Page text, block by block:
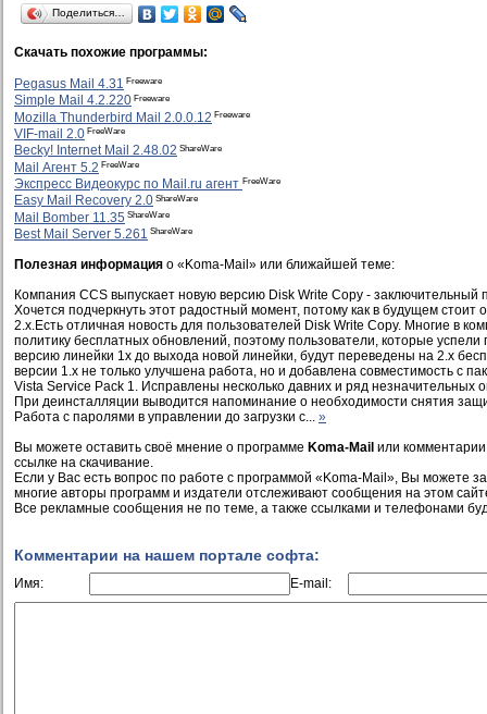
Поделиться…
Скачать похожие программы:
Pegasus Mail 4.31 Freeware
Simple Mail 4.2.220 Freeware
Mozilla Thunderbird Mail 2.0.0.12 Freeware
VIF-mail 2.0 FreeWare
Becky! Internet Mail 2.48.02 ShareWare
Mail Агент 5.2 FreeWare
Экспресс Видеокурс по Mail.ru агент FreeWare
Easy Mail Recovery 2.0 ShareWare
Mail Bomber 11.35 ShareWare
Best Mail Server 5.261 ShareWare
Полезная информация о «Koma-Mail» или ближайшей теме:
Компания CCS выпускает новую версию Disk Write Copy - заключительный
Хочется подчеркнуть этот радостный момент, потому как в будущем стоит
2.х.Есть отличная новость для пользователей Disk Write Copy. Многие в
политику бесплатных обновлений, поэтому пользователи, которые
версию линейки 1х до выхода новой линейки, будут переведены на 2.х
версии 1.х не только улучшена работа, но и добавлена совместимость с
Vista Service Pack 1. Исправлены несколько давних и ряд незначительных
При деинсталляции выводится напоминание о необходимости снятия
Работа с паролями в управлении до загрузки с... »
Вы можете оставить своё мнение о программе Koma-Mail или
ссылке на скачивание.
Если у Вас есть вопрос по работе с программой «Koma-Mail», Вы можете
многие авторы программ и издатели отслеживают сообщения на этом
Все рекламные сообщения не по теме, а также ссылками и телефонами
Комментарии на нашем портале софта:
Имя: E-mail: